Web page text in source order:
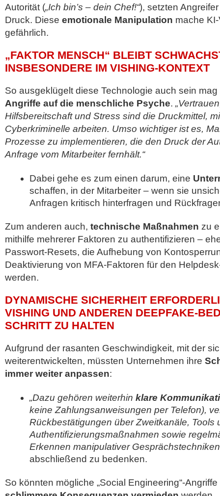
Autorität („Ich bin’s – dein Chef!“), setzten
Druck. Diese emotionale Manipulation mache
gefährlich.
„FAKTOR MENSCH“ BLEIBT
INSBESONDERE IM VISHING-KONTEXT
So ausgeklügelt diese Technologie auch sein
Angriffe auf die menschliche Psyche.
Hilfsbereitschaft und Stress sind die Druckmittel,
Cyberkriminelle arbeiten. Umso wichtiger ist es,
Prozesse zu implementieren, die den Druck der
Anfrage vom Mitarbeiter fernhält.“
Dabei gehe es zum einen darum, eine
schaffen, in der Mitarbeiter – wenn sie
Anfragen kritisch hinterfragen und
Zum anderen auch, technische Maßnahmen zu
mithilfe mehrerer Faktoren zu authentifizieren –
Passwort-Resets, die Aufhebung von
Deaktivierung von MFA-Faktoren für den
werden.
DYNAMISCHE SICHERHEIT
VISHING UND ANDEREN DEEPFAKE-
SCHRITT ZU HALTEN
Aufgrund der rasanten Geschwindigkeit, mit der
weiterentwickelten, müssten Unternehmen ihre
immer weiter anpassen:
„Dazu gehören weiterhin klare
keine Zahlungsanweisungen per Telefon),
Rückbestätigungen über Zweitkanäle, Tools
Authentifizierungsmaßnahmen sowie
Erkennen manipulativer
abschließend zu bedenken.
So könnten mögliche „Social Engineering“-